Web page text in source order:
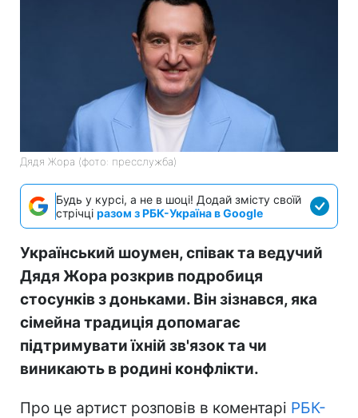
Дядя Жора (фото: пресслужба)
Будь у курсі, а не в шоці! Додай змісту своїй
стрічці разом з РБК-Україна в Google
Український шоумен, співак та ведучий
Дядя Жора розкрив подробиця
стосунків з доньками. Він зізнався, яка
сімейна традиція допомагає
підтримувати їхній зв'язок та чи
виникають в родині конфлікти.
Про це артист розповів в коментарі РБК-